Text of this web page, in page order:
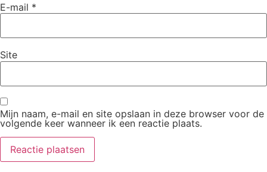
E-mail *
Site
Mijn naam, e-mail en site opslaan in deze browser voor de
volgende keer wanneer ik een reactie plaats.